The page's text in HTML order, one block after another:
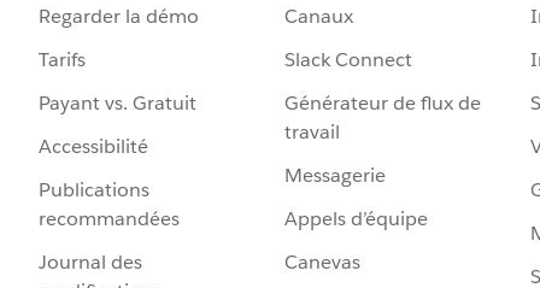
Regarder la démo
Tarifs
Payant vs. Gratuit
Accessibilité
Publications
recommandées
Journal des
Canaux
Slack Connect
Générateur de flux de
travail
Messagerie
Appels d’équipe
Canevas